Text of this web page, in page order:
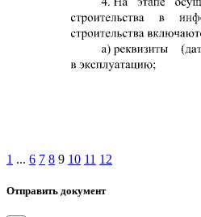
1 ... 6 7 8 9 10 11 12
Отправить документ